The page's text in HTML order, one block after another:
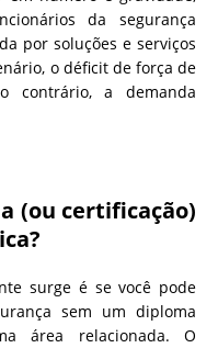
da segurança
por soluções e serviços
o déficit de força de
contrário, a demanda
(ou certificação)
surge é se você pode
sem um diploma
área relacionada. O